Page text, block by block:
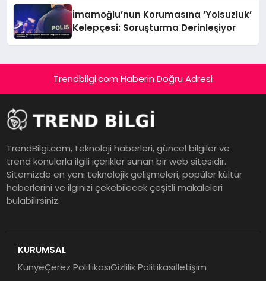
İmamoğlu’nun Korumasına ‘Yolsuzluk’
Kelepçesi: Soruşturma Derinleşiyor
Trendbilgi.com Haberin Doğru Adresi
TrendBilgi.com, teknoloji haberleri, güncel bilgiler ve
trend konularla ilgili içerikler sunan bir web sitesidir.
Sitemizde en yeni teknolojik gelişmeleri, popüler kültür
haberlerini ve ilginizi çekebilecek çeşitli makaleleri
bulabilirsiniz.
KURUMSAL
KünyeÇerez PolitikasıGizlilik Politikasıİletişim